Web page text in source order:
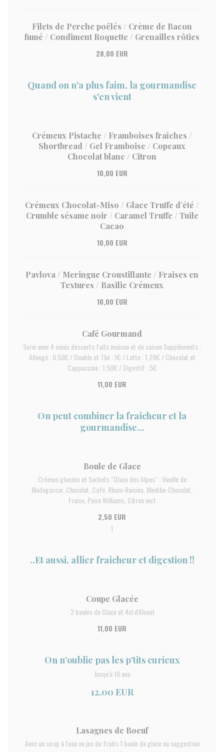
Filets de Perche poêlés / Crème de Bacon
fumé / Condiment Roquette / Grenailles rôties
28,00 EUR
Quand on n'a plus faim, la gourmandise
s'en vient
Crémeux Pistache / Framboises fraîches /
Shortbread / Gel Framboise / Copeaux
Chocolat blanc / Citron
10,00 EUR
Crémeux Chocolat-Miso / Glace Truffe d’été /
Crumble sésame noir / Caramel Truffe / Tuile
Cacao
10,00 EUR
Pavlova / Meringue Croustillante / Fraises en
Textures / Basilic Crémeux
10,00 EUR
Café Gourmand
Servi avec 4 minis desserts faits maison et de saison Suppléments :
Allongé : 0,50€ / Double et Thé : 1€ / Latte : 1,20€ / Chocolat et
Cappuccino : 1,50€ / Digestif : 5€
11,00 EUR
On peut combiner la fraîcheur et la
gourmandise...
Boule de Glace
Crèmes glacées et Sorbets "Glace des Alpes" : Vanille de
Madagascar, Chocolat, Café, Rhum-Raisins, Menthe-Chocolat,
Fraise, Poire Williams, Citron vert
2,50 EUR
1
..Et aussi, allier fraîcheur et digestion !!
Coupe Glacée
2 boules de Glace et 4cl d'Alcool
11,00 EUR
On n'oublie pas les p'tits curieux
Jusqu'à 10 ans
12,00 EUR
Lasagnes de Boeuf
Avec un sirop à l'eau ou jus de fruits 1 boule de glace ou suggestion